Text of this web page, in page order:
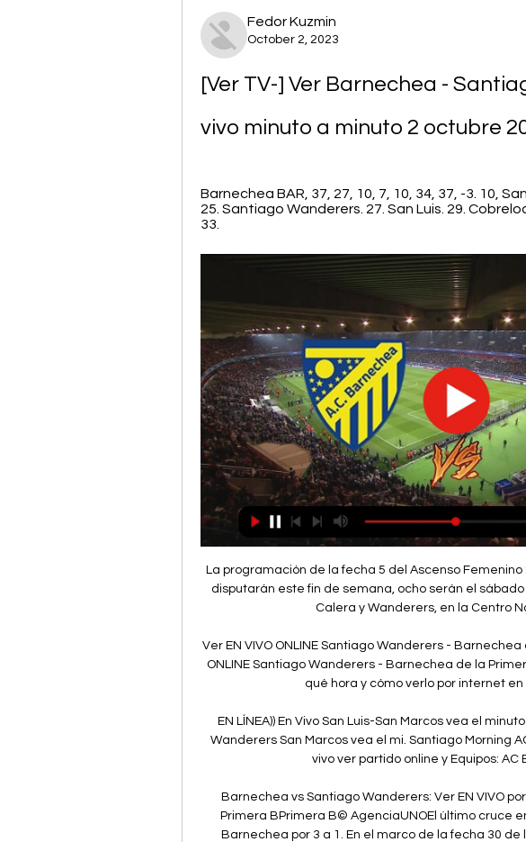
Fedor Kuzmin
October 2, 2023
[Ver TV-] Ver Barnechea -
vivo minuto a minuto 2 octubre
Barnechea BAR, 37, 27, 10, 7, 10, 34, 37, -3. 10,
25. Santiago Wanderers. 27. San Luis. 29.
33.
La programación de la fecha 5 del Ascenso Femenino
disputarán este fin de semana, ocho serán el
Calera y Wanderers, en la Centro
Ver EN VIVO ONLINE Santiago Wanderers -
ONLINE Santiago Wanderers - Barnechea de la
qué hora y cómo verlo por internet en
EN LÍNEA)) En Vivo San Luis-San Marcos vea el
Wanderers San Marcos vea el mi. Santiago Morning
vivo ver partido online y Equipos: AC
Barnechea vs Santiago Wanderers: Ver EN VIVO por
Primera BPrimera B© AgenciaUNOEl último cruce
Barnechea por 3 a 1. En el marco de la fecha 30 de